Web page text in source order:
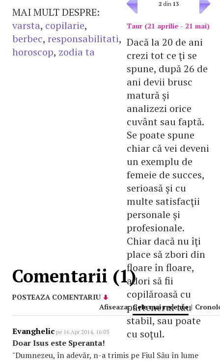
2din 13
Taur (21 aprilie - 21 mai)
Dacă la 20 de ani
crezi tot ce ţi se
spune, după 26 de
ani devii brusc
matură şi
analizezi orice
cuvânt sau faptă.
Se poate spune
chiar că vei deveni
un exemplu de
femeie de succes,
serioasă şi cu
multe satisfacţii
personale şi
profesionale.
Chiar dacă nu îţi
place să zbori din
floare în floare,
adori să fii
copilăroasă cu
partenerul tău
stabil, sau poate
cu soţul.
MAI MULT DESPRE:
varsta, copilarie,
berbec, responsabilitati,
horoscop, zodia ta
Comentarii (1)
POSTEAZA COMENTARIU
Afiseaza: Cele mai recente |
Evanghelic pe 16 Apr 2014, 16:03
Doar Isus este Speranta!
"Dumnezeu, în adevăr, n-a trimis pe Fiul Său în lume